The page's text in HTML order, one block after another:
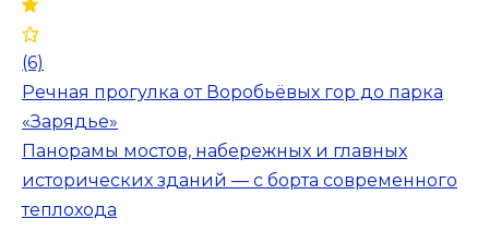
(6)
Речная прогулка от Воробьёвых гор до парка
«Зарядье»
Панорамы мостов, набережных и главных
исторических зданий — с борта современного
теплохода